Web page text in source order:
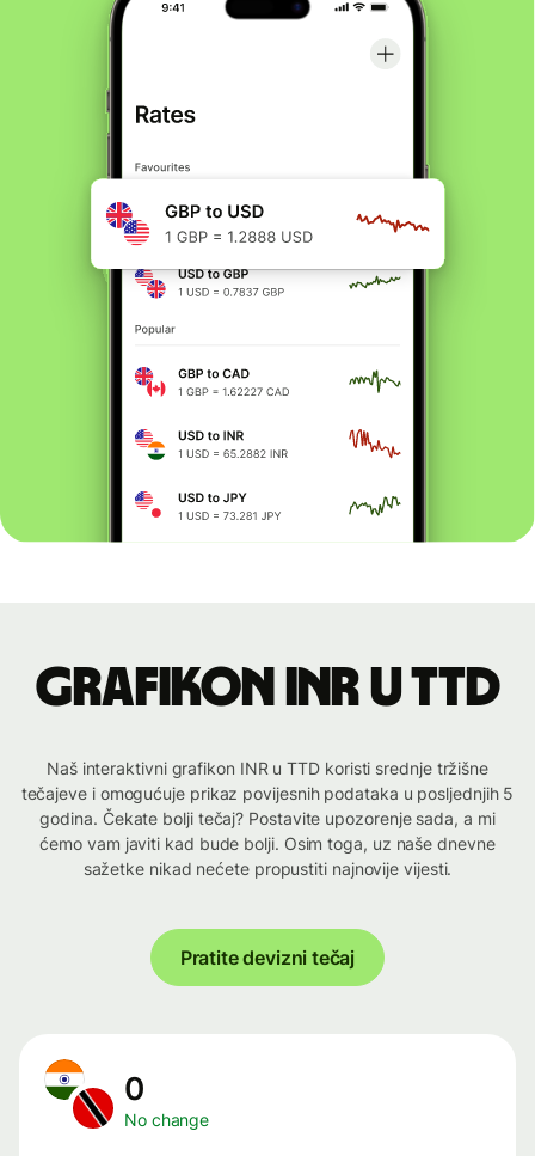
Grafikon INR u TTD
Naš interaktivni grafikon INR u TTD koristi srednje tržišne
tečajeve i omogućuje prikaz povijesnih podataka u posljednjih 5
godina. Čekate bolji tečaj? Postavite upozorenje sada, a mi
ćemo vam javiti kad bude bolji. Osim toga, uz naše dnevne
sažetke nikad nećete propustiti najnovije vijesti.
Pratite devizni tečaj
0
No change